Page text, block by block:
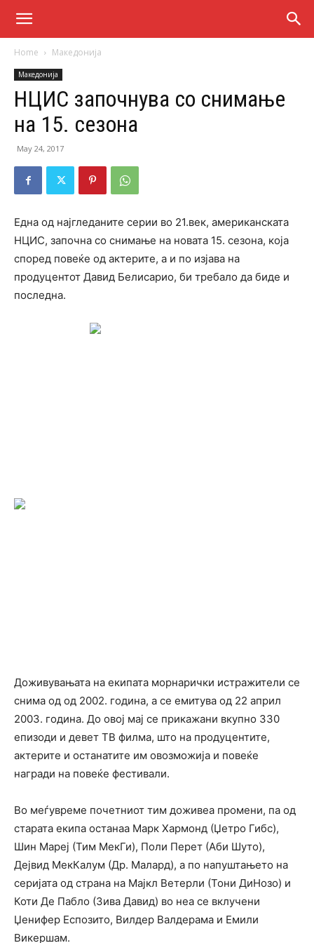
Home Македонија
Македонија
НЦИС започнува со снимање
на 15. сезона
May 24, 2017
Една од најгледаните серии во 21.век, американската
НЦИС, започна со снимање на новата 15. сезона, која
според повеќе од актерите, а и по изјава на
продуцентот Давид Белисарио, би требало да биде и
последна.
Доживувањата на екипата морнарички истражители се
снима од од 2002. година, а се емитува од 22 април
2003. година. До овој мај се прикажани вкупно 330
епизоди и девет ТВ филма, што на продуцентите,
актерите и останатите им овозможија и повеќе
награди на повеќе фестивали.
Во меѓувреме почетниот тим доживеа промени, па од
старата екипа останаа Марк Хармонд (Џетро Гибс),
Шин Мареј (Тим МекГи), Поли Перет (Аби Шуто),
Дејвид МекКалум (Др. Малард), а по напуштањето на
серијата од страна на Мајкл Ветерли (Тони ДиНозо) и
Коти Де Пабло (Зива Давид) во неа се вклучени
Џенифер Еспозито, Вилдер Валдерама и Емили
Викершам.